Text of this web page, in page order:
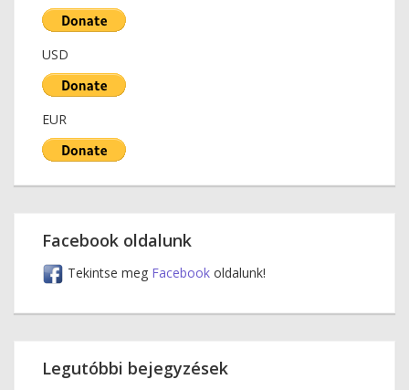
USD
EUR
Facebook oldalunk
Tekintse meg Facebook oldalunk!
Legutóbbi bejegyzések